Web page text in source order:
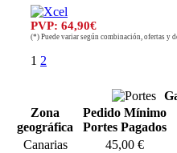
PVP: 64,90€
(*) Puede variar según combinación, ofertas y
1 2
Zona
geográfica
Pedido Mínimo
Portes Pagados
Canarias
45,00 €